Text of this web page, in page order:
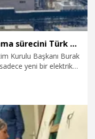
Akkuyu NGS’nin devreye alınma sürecini Türk tedarikçiler değerlendirdi
Kurulu Başkanı Burak
yeni bir elektrik